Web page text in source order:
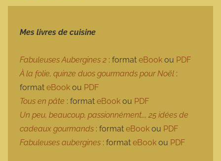
Mes livres de cuisine
Fabuleuses Aubergines 2 : format eBook ou PDF
À la folie, quinze duos gourmands pour Noël :
format eBook ou PDF
Tous en pâte : format eBook ou PDF
Un peu, beaucoup, passionnément…, 25 idées de
cadeaux gourmands : format eBook ou PDF
Fabuleuses aubergines : format eBook ou PDF